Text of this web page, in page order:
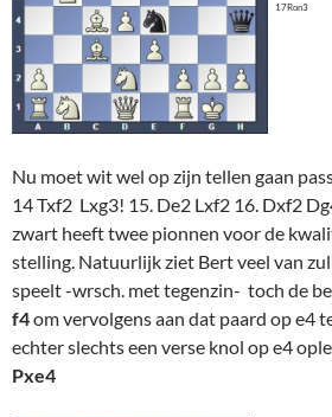
17Ron3
Nu moet wit wel op zijn tellen gaan
14 Txf2 Lxg3! 15. De2 Lxf2 16. Dxf2
zwart heeft twee pionnen voor de
stelling. Natuurlijk ziet Bert veel van
speelt -wrsch. met tegenzin- toch de
f4om vervolgens aan dat paard op e4
echter slechts een verse knol op e4
Pxe4